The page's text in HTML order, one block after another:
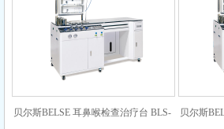
贝尔斯BELSE 耳鼻喉检查治疗台 BLS- 贝尔斯